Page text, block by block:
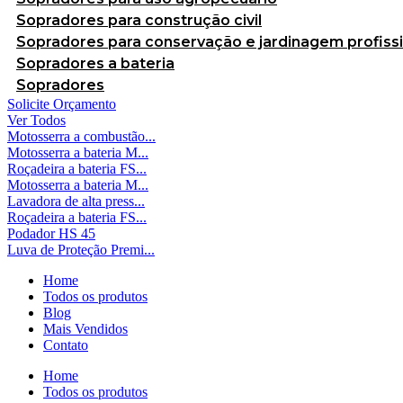
Sopradores para construção civil
Sopradores para conservação e jardinagem
Sopradores a bateria
Sopradores
Solicite Orçamento
Ver Todos
Motosserra a combustão...
Motosserra a bateria M...
Roçadeira a bateria FS...
Motosserra a bateria M...
Lavadora de alta press...
Roçadeira a bateria FS...
Podador HS 45
Luva de Proteção Premi...
Home
Todos os produtos
Blog
Mais Vendidos
Contato
Home
Todos os produtos